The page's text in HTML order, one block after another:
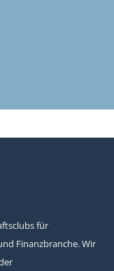
für
Finanzbranche. Wir